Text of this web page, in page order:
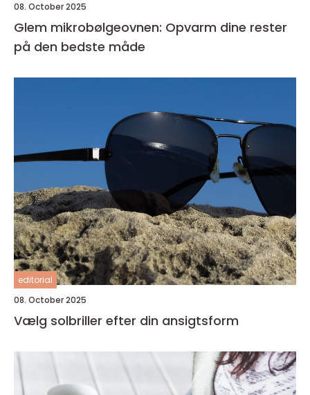
08. October 2025
Glem mikrobølgeovnen: Opvarm dine rester
på den bedste måde
editorial
08. October 2025
Vælg solbriller efter din ansigtsform